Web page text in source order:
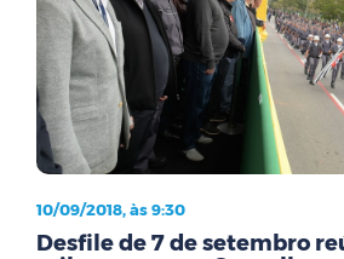
10/09/2018, às 9:30
Desfile de 7 de setembro